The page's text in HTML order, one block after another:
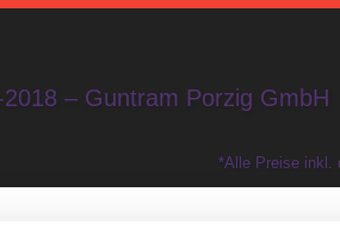
– Guntram Porzig GmbH
*Alle Preise inkl.